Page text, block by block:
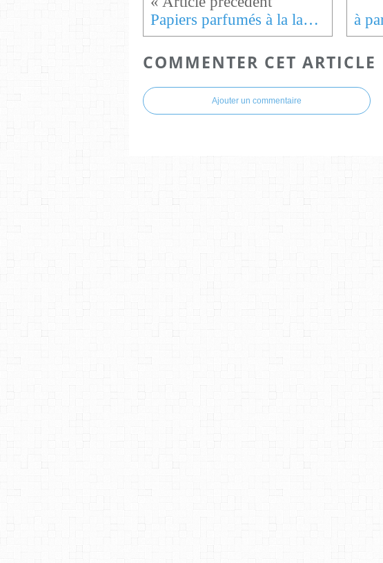
Papiers parfumés à la lavande
COMMENTER CET ARTICLE
Ajouter un commentaire